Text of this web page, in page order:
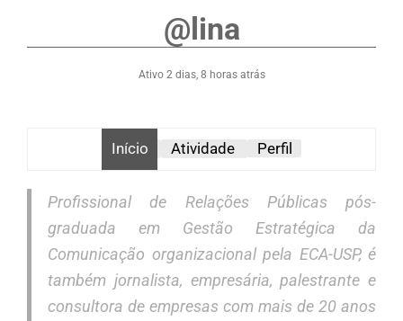
@lina
Ativo 2 dias, 8 horas atrás
Início Atividade Perfil
Profissional de Relações Públicas pós-
graduada em Gestão Estratégica da
Comunicação organizacional pela ECA-USP, é
também jornalista, empresária, palestrante e
consultora de empresas com mais de 20 anos